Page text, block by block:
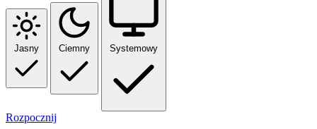
Jasny Ciemny Systemowy
Rozpocznij